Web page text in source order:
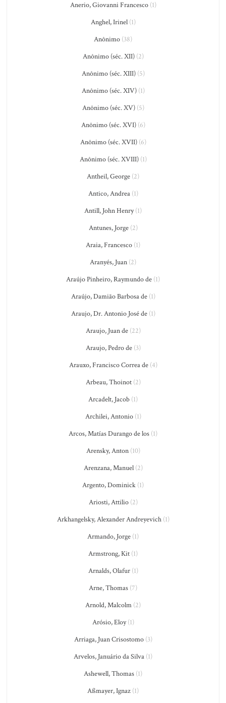
Anerio, Giovanni Francesco(1)
Anghel, Irinel(1)
Anônimo (38)
Anônimo (séc. XII)(2)
Anônimo (séc. XIII)(5)
Anônimo (séc. XIV)(1)
Anônimo (séc. XV)(5)
Anônimo (séc. XVI)(6)
Anônimo (séc. XVII)(6)
Anônimo (séc. XVIII)(1)
Antheil, George (2)
Antico, Andrea(1)
Antill, John Henry(1)
Antunes, Jorge(2)
Araia, Francesco (1)
Aranyés, Juan (2)
Araújo Pinheiro, Raymundo de (1)
Araújo, Damião Barbosa de(1)
Araujo, Dr. Antonio José de(1)
Araujo, Juan de(22)
Araujo, Pedro de(3)
Arauxo, Francisco Correa de(4)
Arbeau, Thoinot(2)
Arcadelt, Jacob (1)
Archilei, Antonio(1)
Arcos, Matías Durango de los (1)
Arensky, Anton(10)
Arenzana, Manuel(2)
Argento, Dominick (1)
Ariosti, Attilio(2)
Arkhangelsky, Alexander Andreyevich(1)
Armando, Jorge (1)
Armstrong, Kit (1)
Arnalds, Olafur(1)
Arne, Thomas (7)
Arnold, Malcolm (2)
Arósio, Eloy(1)
Arriaga, Juan Crisostomo(3)
Arvelos, Januário da Silva (1)
Ashewell, Thomas (1)
Aßmayer, Ignaz (1)